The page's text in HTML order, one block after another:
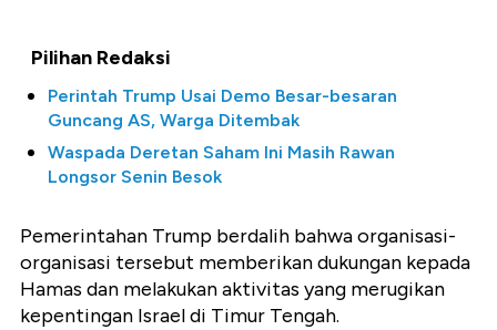
Pilihan Redaksi
Perintah Trump Usai Demo Besar-besaran
Guncang AS, Warga Ditembak
Waspada Deretan Saham Ini Masih Rawan
Longsor Senin Besok
Pemerintahan Trump berdalih bahwa organisasi-
organisasi tersebut memberikan dukungan kepada
Hamas dan melakukan aktivitas yang merugikan
kepentingan Israel di Timur Tengah.